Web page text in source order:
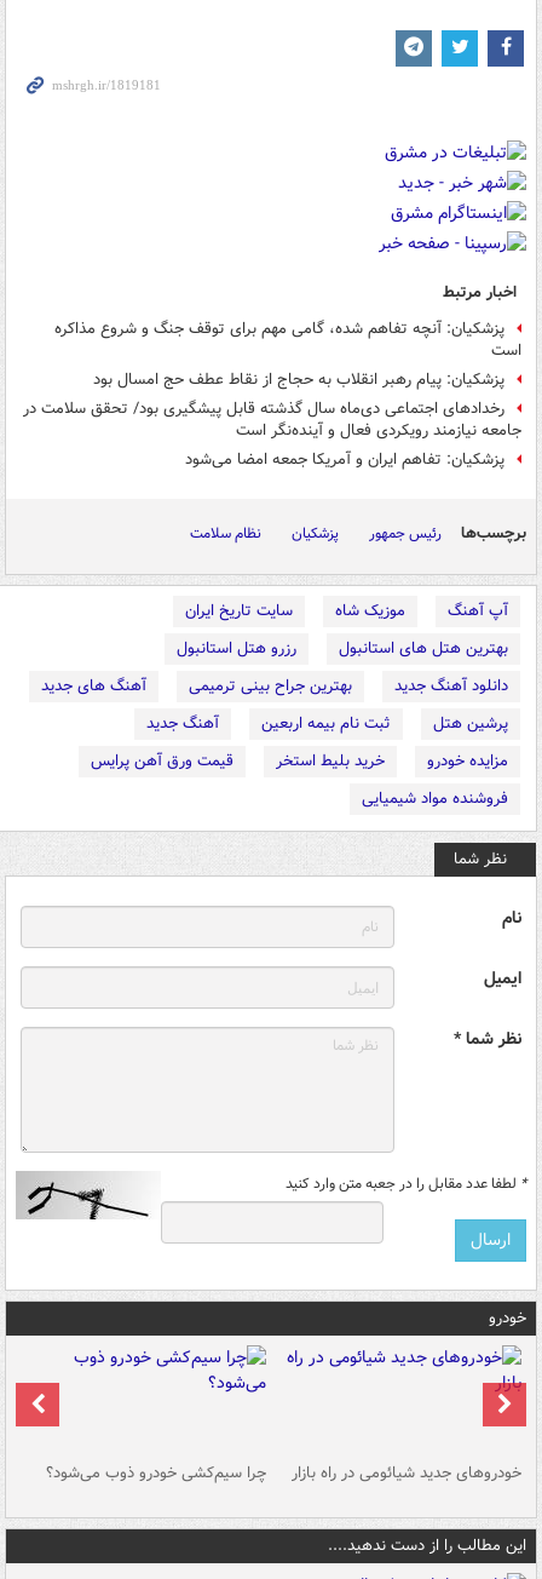
اخبار مرتبط
پزشکیان: ‏آنچه تفاهم شده، گامی مهم برای توقف جنگ و شروع مذاکره
است
پزشکیان: پیام رهبر انقلاب به حجاج از نقاط عطف حج امسال بود
رخدادهای اجتماعی‌ دی‌ماه سال گذشته قابل پیشگیری بود/ تحقق سلامت در
جامعه نیازمند رویکردی فعال و آینده‌نگر است
پزشکیان: تفاهم ایران و آمریکا جمعه امضا می‌شود
برچسب‌ها رئیس جمهور پزشکیان نظام سلامت
آپ آهنگ موزیک شاه
سایت تاریخ ایران
بهترین هتل های استانبول
رزرو هتل استانبول
دانلود آهنگ جدید
بهترین جراح بینی ترمیمی
آهنگ های جدید
پرشین هتل
ثبت نام بیمه اربعین
آهنگ جدید
مزایده خودرو
خرید بلیط استخر
قیمت ورق آهن پرایس
فروشنده مواد شیمیایی
نظر شما
نام
ایمیل
نظر شما *
* لطفا عدد مقابل را در جعبه متن وارد کنید
خودرو
خودروهای جدید شیائومی در راه بازار چرا سیم‌کشی خودرو ذوب می‌شود؟
این مطالب را از دست ندهید....